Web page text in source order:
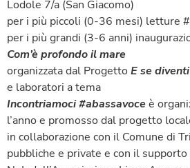
Lodole 7/a (San Giacomo)
per i più piccoli (0-36 mesi) letture
per i più grandi (3-6 anni)
Com’è profondo il mare
organizzata dal Progetto E se
e laboratori a tema
Incontriamoci #abassavoceè
l’anno e promosso dal progetto
in collaborazione con il Comune di
pubbliche e private e con il